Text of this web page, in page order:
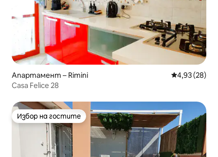
Апартамент – Rimini Средна
4,93 (28)
Casa Felice 28
Избор на гостите
Избор на гостите